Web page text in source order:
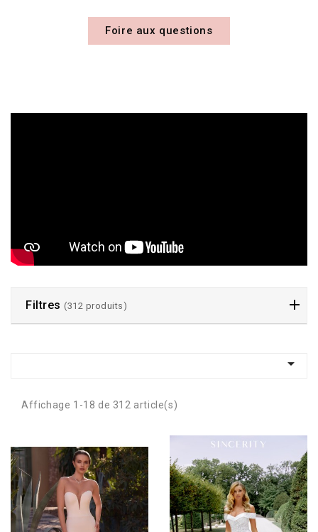
Foire aux questions
Filtres (312 produits)

Affichage 1-18 de 312 article(s)